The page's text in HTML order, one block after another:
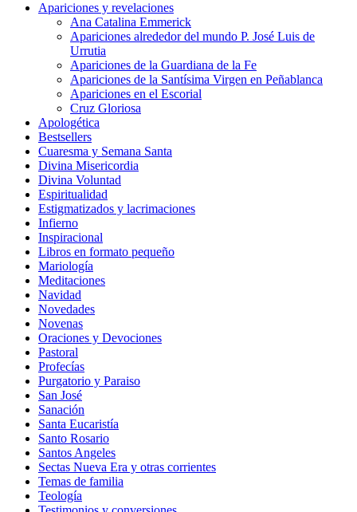
Apariciones y revelaciones
Ana Catalina Emmerick
Apariciones alrededor del mundo P. José Luis de
Urrutia
Apariciones de la Guardiana de la Fe
Apariciones de la Santísima Virgen en Peñablanca
Apariciones en el Escorial
Cruz Gloriosa
Apologética
Bestsellers
Cuaresma y Semana Santa
Divina Misericordia
Divina Voluntad
Espiritualidad
Estigmatizados y lacrimaciones
Infierno
Inspiracional
Libros en formato pequeño
Mariología
Meditaciones
Navidad
Novedades
Novenas
Oraciones y Devociones
Pastoral
Profecías
Purgatorio y Paraiso
San José
Sanación
Santa Eucaristía
Santo Rosario
Santos Angeles
Sectas Nueva Era y otras corrientes
Temas de familia
Teología